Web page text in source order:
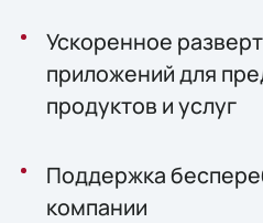
Ускоренное
приложений для
продуктов и услуг
Поддержка
компании